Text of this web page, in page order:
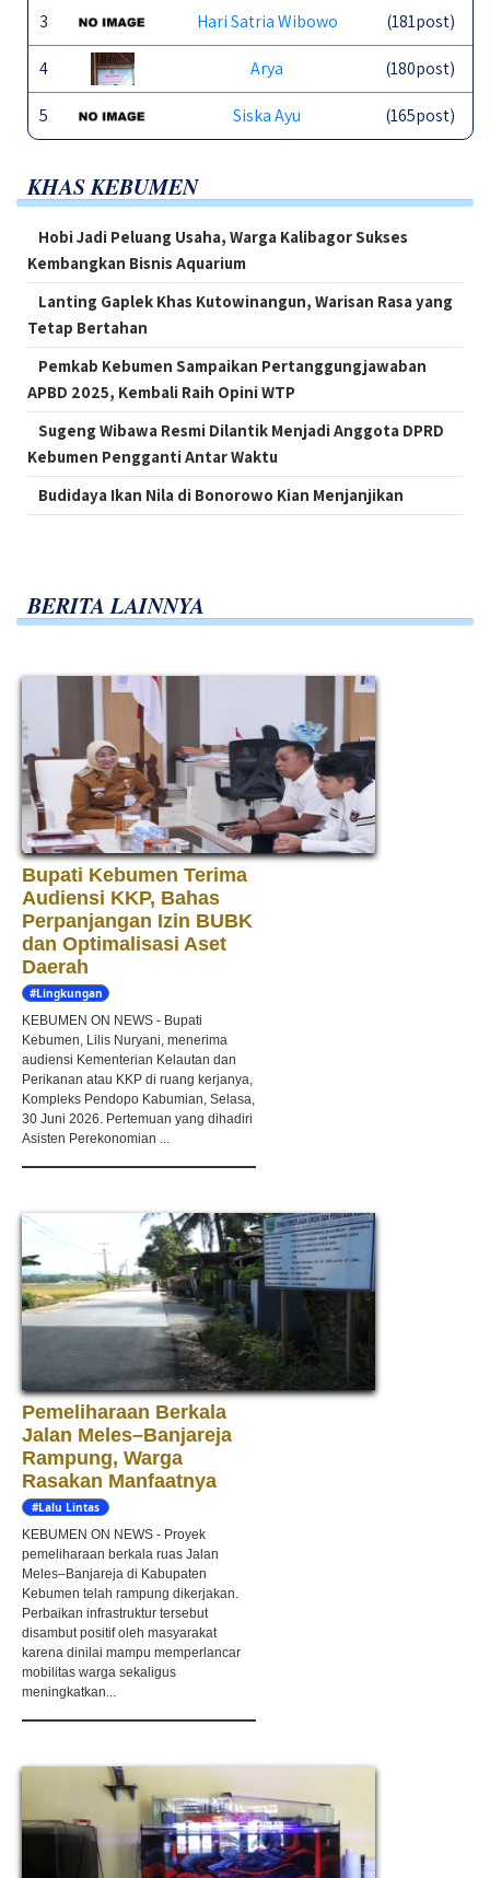
3 Hari Satria Wibowo (181post)
4 Arya (180post)
5 Siska Ayu (165post)
KHAS KEBUMEN
Hobi Jadi Peluang Usaha, Warga Kalibagor Sukses
Kembangkan Bisnis Aquarium
Lanting Gaplek Khas Kutowinangun, Warisan Rasa yang
Tetap Bertahan
Pemkab Kebumen Sampaikan Pertanggungjawaban
APBD 2025, Kembali Raih Opini WTP
Sugeng Wibawa Resmi Dilantik Menjadi Anggota DPRD
Kebumen Pengganti Antar Waktu
Budidaya Ikan Nila di Bonorowo Kian Menjanjikan
BERITA LAINNYA
Bupati Kebumen Terima
Audiensi KKP, Bahas
Perpanjangan Izin BUBK
dan Optimalisasi Aset
Daerah
#Lingkungan
KEBUMEN ON NEWS - Bupati
Kebumen, Lilis Nuryani, menerima
audiensi Kementerian Kelautan dan
Perikanan atau KKP di ruang kerjanya,
Kompleks Pendopo Kabumian, Selasa,
30 Juni 2026. Pertemuan yang dihadiri
Asisten Perekonomian ...
Pemeliharaan Berkala
Jalan Meles–Banjareja
Rampung, Warga
Rasakan Manfaatnya
#Lalu Lintas
KEBUMEN ON NEWS - Proyek
pemeliharaan berkala ruas Jalan
Meles–Banjareja di Kabupaten
Kebumen telah rampung dikerjakan.
Perbaikan infrastruktur tersebut
disambut positif oleh masyarakat
karena dinilai mampu memperlancar
mobilitas warga sekaligus
meningkatkan...